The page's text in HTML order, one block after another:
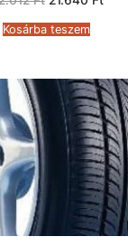
was:
42.012 Ft.
Kosárba teszem